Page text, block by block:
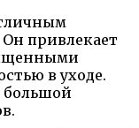
привлекает
в уходе.
большой